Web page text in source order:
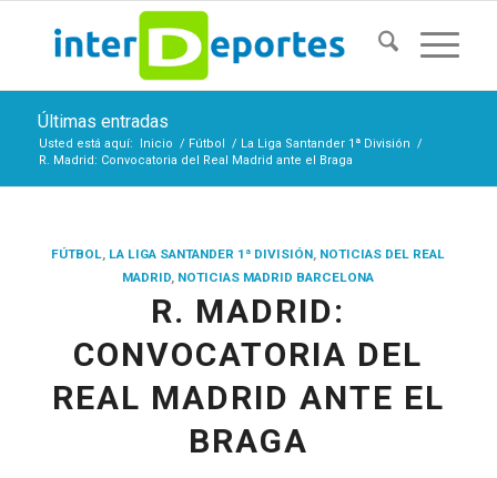
Últimas entradas
Usted está aquí: Inicio / Fútbol / La Liga Santander 1ª División /
R. Madrid: Convocatoria del Real Madrid ante el Braga
FÚTBOL, LA LIGA SANTANDER 1ª DIVISIÓN, NOTICIAS DEL REAL
MADRID, NOTICIAS MADRID BARCELONA
R. MADRID:
CONVOCATORIA DEL
REAL MADRID ANTE EL
BRAGA